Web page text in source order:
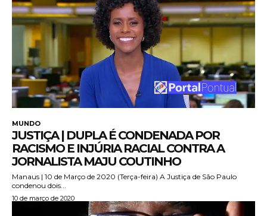
MUNDO
JUSTIÇA | DUPLA É CONDENADA POR
RACISMO E INJÚRIA RACIAL CONTRA A
JORNALISTA MAJU COUTINHO
Manaus | 10 de Março de 2020 (Terça-feira) A Justiça de São Paulo
condenou dois...
10 de março de 2020